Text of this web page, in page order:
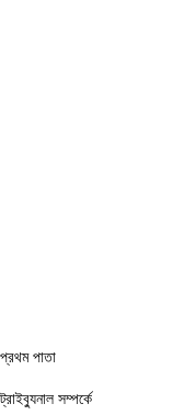
প্রথম পাতা
ট্রাইব্যুনাল সম্পর্কে